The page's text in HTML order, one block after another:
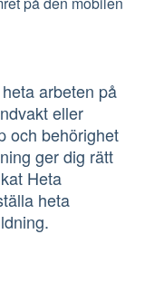
arbeten på
eller
och behörighet
ger dig rätt
Heta
heta